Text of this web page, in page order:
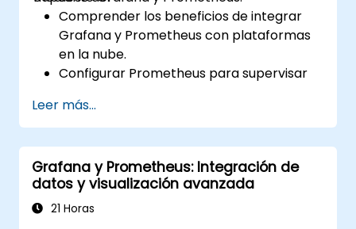
Comprender los beneficios de integrar
Grafana y Prometheus con plataformas
en la nube.
Configurar Prometheus para supervisar
Configurar Grafana para visualizar
métricas de servicios en la nube.
Aprovechar herramientas e
integraciones nativas de la nube para
garantizar la escalabilidad de la
supervisión.
Leer más...
Grafana y Prometheus: Integración de
datos y visualización avanzada
21 Horas